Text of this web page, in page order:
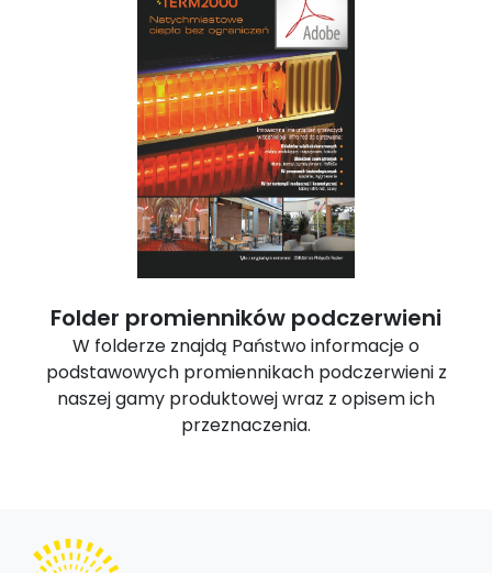
Folder promienników podczerwieni
W folderze znajdą Państwo informacje o
podstawowych promiennikach podczerwieni z
naszej gamy produktowej wraz z opisem ich
przeznaczenia.